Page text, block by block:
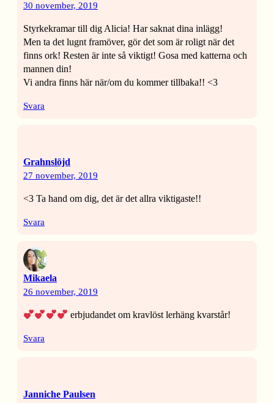
30 november, 2019
Styrkekramar till dig Alicia! Har saknat dina inlägg!
Men ta det lugnt framöver, gör det som är roligt när det
finns ork! Resten är inte så viktigt! Gosa med katterna och
mannen din!
Vi andra finns här när/om du kommer tillbaka!! <3
Svara
Grahnslöjd
27 november, 2019
<3 Ta hand om dig, det är det allra viktigaste!!
Svara
Mikaela
26 november, 2019
erbjudandet om kravlöst lerhäng kvarstår!
Svara
Janniche Paulsen